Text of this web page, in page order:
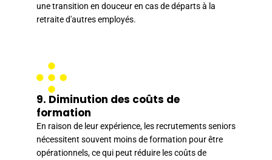
une transition en douceur en cas de départs à la
retraite d'autres employés.
9. Diminution des coûts de
formation
En raison de leur expérience, les recrutements seniors
nécessitent souvent moins de formation pour être
opérationnels, ce qui peut réduire les coûts de